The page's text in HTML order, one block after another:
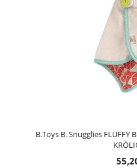
B.Toys B. Snugglies